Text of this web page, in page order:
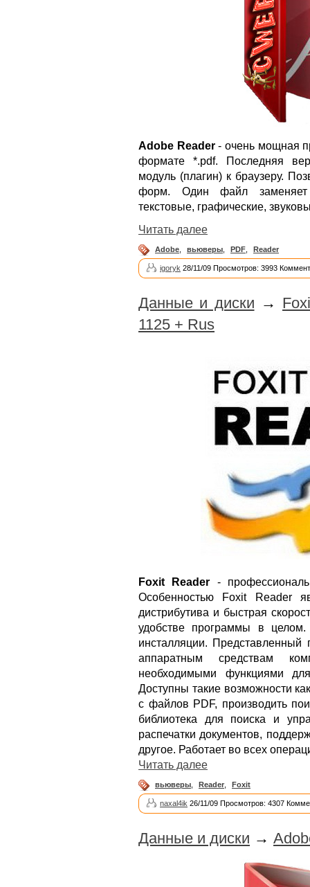
Adobe Reader- очень мощная
формате *.pdf. Последняя
модуль (плагин) к браузеру.
форм. Один файл заменяет
текстовые, графические,
Читать далее
Adobe вьюверы PDF Reader
igoryk 28/11/09 Просмотров: 3993
Данные и диски →
1125 + Rus
Foxit Reader -
Особенностью Foxit Reader
дистрибутива и быстрая
удобстве программы в
инсталляции.
аппаратным средствам
необходимыми функциями
Доступны такие возможности
с файлов PDF, производить
библиотека для поиска и
распечатки документов,
другое. Работает во всех
Читать далее
вьюверы Reader Foxit
naxal4ik 26/11/09 Просмотров: 4307
Данные и диски →